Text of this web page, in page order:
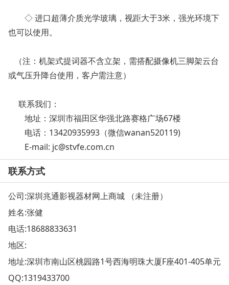
◇ 进口超薄介质光学玻璃，视距大于3米，强光环境下
也可以使用。
（注：机架式提词器不含立架，需搭配摄像机三脚架云台
或气压升降台使用，客户需注意）
联系我们：
地址：深圳市福田区华强北路赛格广场67楼
电话：13420935993（微信wanan520119)
E-mail: jc@stvfe.com.cn
联系方式
公司:深圳兆通影视器材网上商城 （未注册）
姓名:张健
电话:18688833631
地区:
地址:深圳市南山区桃园路1号西海明珠大厦F座401-405单元
QQ:1319433700